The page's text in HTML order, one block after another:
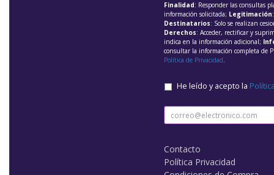
Finalidad: Responder las consultas
información solicitada; Legitimación
Destinatarios: Solo se realizan
Derechos: Acceder, rectificar y
indica en la información adicional;
consultar la información completa de
Política de Privacidad.
He leído y acepto la
Contacto
Política Privacidad